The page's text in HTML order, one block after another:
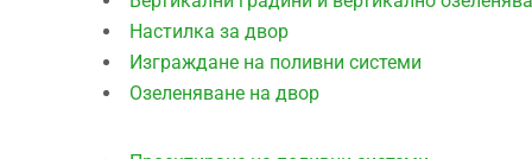
Настилка за двор
Изграждане на поливни системи
Озеленяване на двор